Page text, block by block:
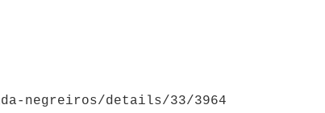
negreiros/details/33/3964